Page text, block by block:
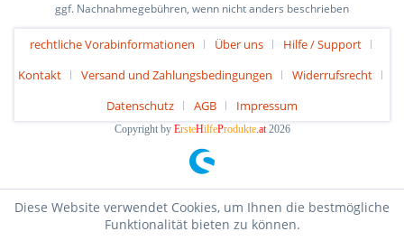
ggf. Nachnahmegebühren, wenn nicht anders beschrieben
rechtliche Vorabinformationen Über uns
Hilfe / Support
Kontakt
Versand und Zahlungsbedingungen
Widerrufsrecht
Datenschutz
AGB Impressum
Copyright by ErsteHilfeProdukte.at2026
Diese Website verwendet Cookies, um Ihnen die bestmögliche
Funktionalität bieten zu können.